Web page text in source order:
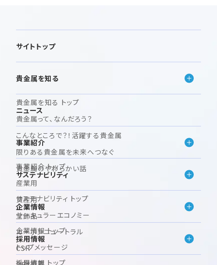
サイトトップ
貴金属を知る
貴金属を知る トップ
貴金属って、なんだろう？
こんなところで？！活躍する貴金属
限りある貴金属を未来へつなぐ
貴金属のやわらかい話
ニュース
事業紹介
事業紹介 トップ
産業用
資産用
宝飾品
サステナビリティ
サステナビリティ トップ
サーキュラーエコノミー
カーボンニュートラル
CSR
企業情報
企業情報 トップ
トップメッセージ
採用情報
採用情報 トップ